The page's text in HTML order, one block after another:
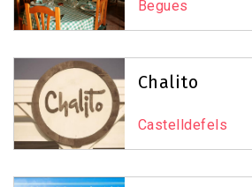
Begues
Chalito
Castelldefels